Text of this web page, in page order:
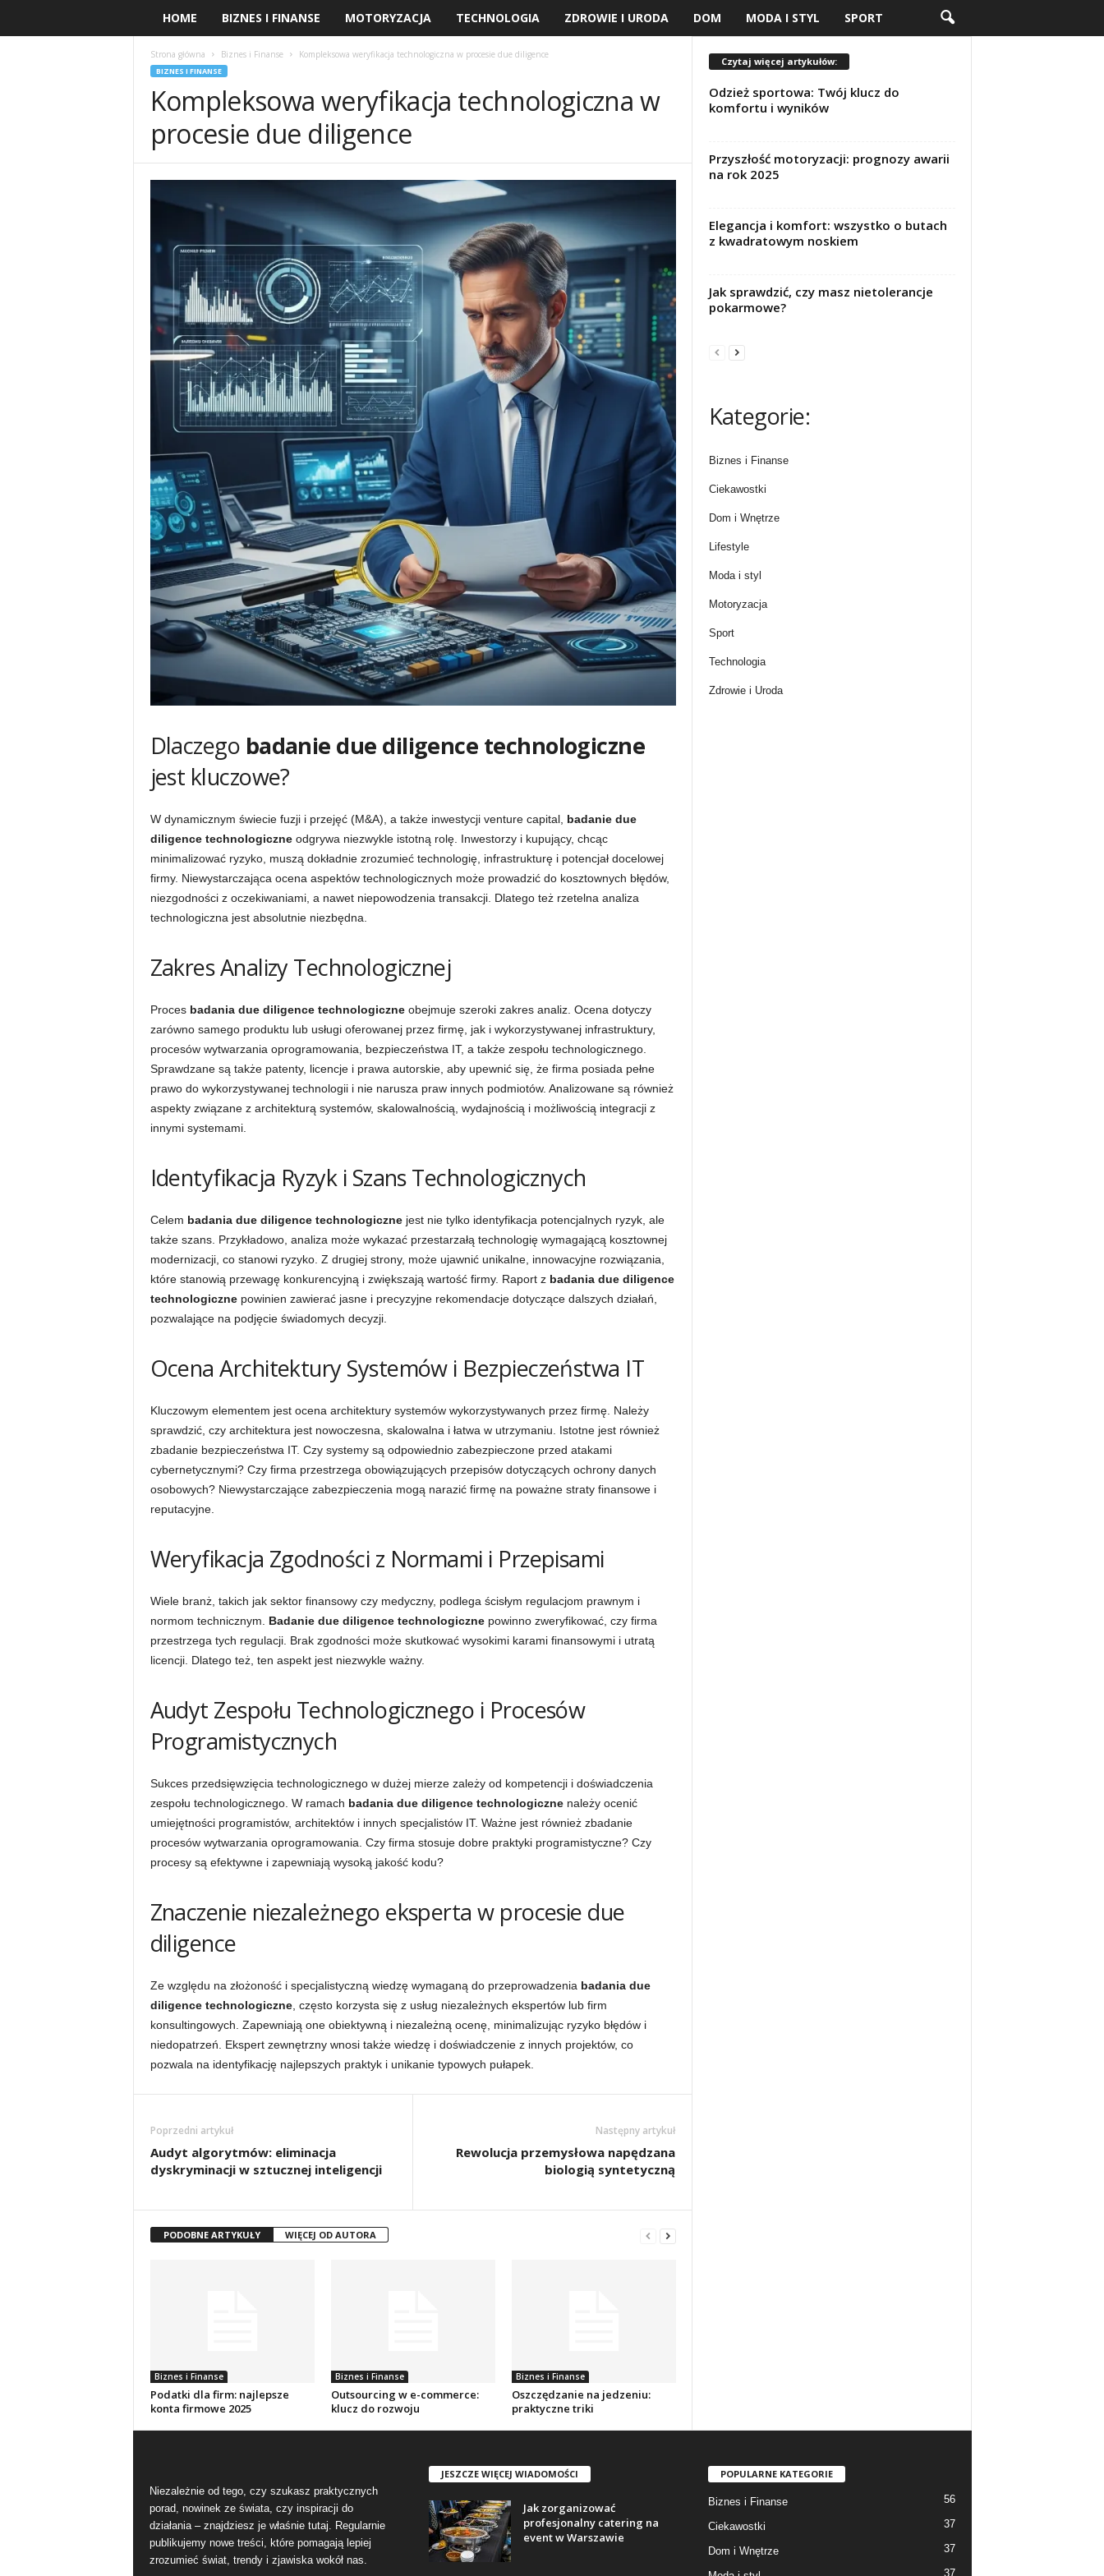
HOME BIZNES I FINANSE MOTORYZACJA TECHNOLOGIA ZDROWIE I URODA DOM MODA I STYL SPORT
Strona główna Biznes i Finanse Kompleksowa weryfikacja technologiczna w procesie due diligence
BIZNES I FINANSE
Kompleksowa weryfikacja technologiczna w
procesie due diligence
Dlaczego badanie due diligence technologiczne
jest kluczowe?
W dynamicznym świecie fuzji i przejęć (M&A), a także inwestycji venture capital, badanie due
diligence technologiczneodgrywa niezwykle istotną rolę. Inwestorzy i kupujący, chcąc
minimalizować ryzyko, muszą dokładnie zrozumieć technologię, infrastrukturę i potencjał docelowej
firmy. Niewystarczająca ocena aspektów technologicznych może prowadzić do kosztownych błędów,
niezgodności z oczekiwaniami, a nawet niepowodzenia transakcji. Dlatego też rzetelna analiza
technologiczna jest absolutnie niezbędna.
Zakres Analizy Technologicznej
Proces badania due diligence technologiczneobejmuje szeroki zakres analiz. Ocena dotyczy
zarówno samego produktu lub usługi oferowanej przez firmę, jak i wykorzystywanej infrastruktury,
procesów wytwarzania oprogramowania, bezpieczeństwa IT, a także zespołu technologicznego.
Sprawdzane są także patenty, licencje i prawa autorskie, aby upewnić się, że firma posiada pełne
prawo do wykorzystywanej technologii i nie narusza praw innych podmiotów. Analizowane są również
aspekty związane z architekturą systemów, skalowalnością, wydajnością i możliwością integracji z
innymi systemami.
Identyfikacja Ryzyk i Szans Technologicznych
Celem badania due diligence technologicznejest nie tylko identyfikacja potencjalnych ryzyk, ale
także szans. Przykładowo, analiza może wykazać przestarzałą technologię wymagającą kosztownej
modernizacji, co stanowi ryzyko. Z drugiej strony, może ujawnić unikalne, innowacyjne rozwiązania,
które stanowią przewagę konkurencyjną i zwiększają wartość firmy. Raport z badania due diligence
technologicznepowinien zawierać jasne i precyzyjne rekomendacje dotyczące dalszych działań,
pozwalające na podjęcie świadomych decyzji.
Ocena Architektury Systemów i Bezpieczeństwa IT
Kluczowym elementem jest ocena architektury systemów wykorzystywanych przez firmę. Należy
sprawdzić, czy architektura jest nowoczesna, skalowalna i łatwa w utrzymaniu. Istotne jest również
zbadanie bezpieczeństwa IT. Czy systemy są odpowiednio zabezpieczone przed atakami
cybernetycznymi? Czy firma przestrzega obowiązujących przepisów dotyczących ochrony danych
osobowych? Niewystarczające zabezpieczenia mogą narazić firmę na poważne straty finansowe i
reputacyjne.
Weryfikacja Zgodności z Normami i Przepisami
Wiele branż, takich jak sektor finansowy czy medyczny, podlega ścisłym regulacjom prawnym i
normom technicznym. Badanie due diligence technologicznepowinno zweryfikować, czy firma
przestrzega tych regulacji. Brak zgodności może skutkować wysokimi karami finansowymi i utratą
licencji. Dlatego też, ten aspekt jest niezwykle ważny.
Audyt Zespołu Technologicznego i Procesów
Programistycznych
Sukces przedsięwzięcia technologicznego w dużej mierze zależy od kompetencji i doświadczenia
zespołu technologicznego. W ramach badania due diligence technologicznenależy ocenić
umiejętności programistów, architektów i innych specjalistów IT. Ważne jest również zbadanie
procesów wytwarzania oprogramowania. Czy firma stosuje dobre praktyki programistyczne? Czy
procesy są efektywne i zapewniają wysoką jakość kodu?
Znaczenie niezależnego eksperta w procesie due
diligence
Ze względu na złożoność i specjalistyczną wiedzę wymaganą do przeprowadzenia badania due
diligence technologiczne, często korzysta się z usług niezależnych ekspertów lub firm
konsultingowych. Zapewniają one obiektywną i niezależną ocenę, minimalizując ryzyko błędów i
niedopatrzeń. Ekspert zewnętrzny wnosi także wiedzę i doświadczenie z innych projektów, co
pozwala na identyfikację najlepszych praktyk i unikanie typowych pułapek.
Poprzedni artykuł
Audyt algorytmów: eliminacja
dyskryminacji w sztucznej inteligencji
Następny artykuł
Rewolucja przemysłowa napędzana
biologią syntetyczną
PODOBNE ARTYKUŁY WIĘCEJ OD AUTORA
Biznes i Finanse
Podatki dla firm: najlepsze
konta firmowe 2025
Biznes i Finanse
Outsourcing w e-commerce:
klucz do rozwoju
Biznes i Finanse
Oszczędzanie na jedzeniu:
praktyczne triki
Czytaj więcej artykułów:
Odzież sportowa: Twój klucz do
komfortu i wyników
Przyszłość motoryzacji: prognozy awarii
na rok 2025
Elegancja i komfort: wszystko o butach
z kwadratowym noskiem
Jak sprawdzić, czy masz nietolerancje
pokarmowe?
Kategorie:
Biznes i Finanse
Ciekawostki
Dom i Wnętrze
Lifestyle
Moda i styl
Motoryzacja
Sport
Technologia
Zdrowie i Uroda
Niezależnie od tego, czy szukasz praktycznych
porad, nowinek ze świata, czy inspiracji do
działania – znajdziesz je właśnie tutaj. Regularnie
publikujemy nowe treści, które pomagają lepiej
zrozumieć świat, trendy i zjawiska wokół nas.
JESZCZE WIĘCEJ WIADOMOŚCI
Jak zorganizować
profesjonalny catering na
event w Warszawie
POPULARNE KATEGORIE
Biznes i Finanse 56
Ciekawostki 37
Dom i Wnętrze 37
37